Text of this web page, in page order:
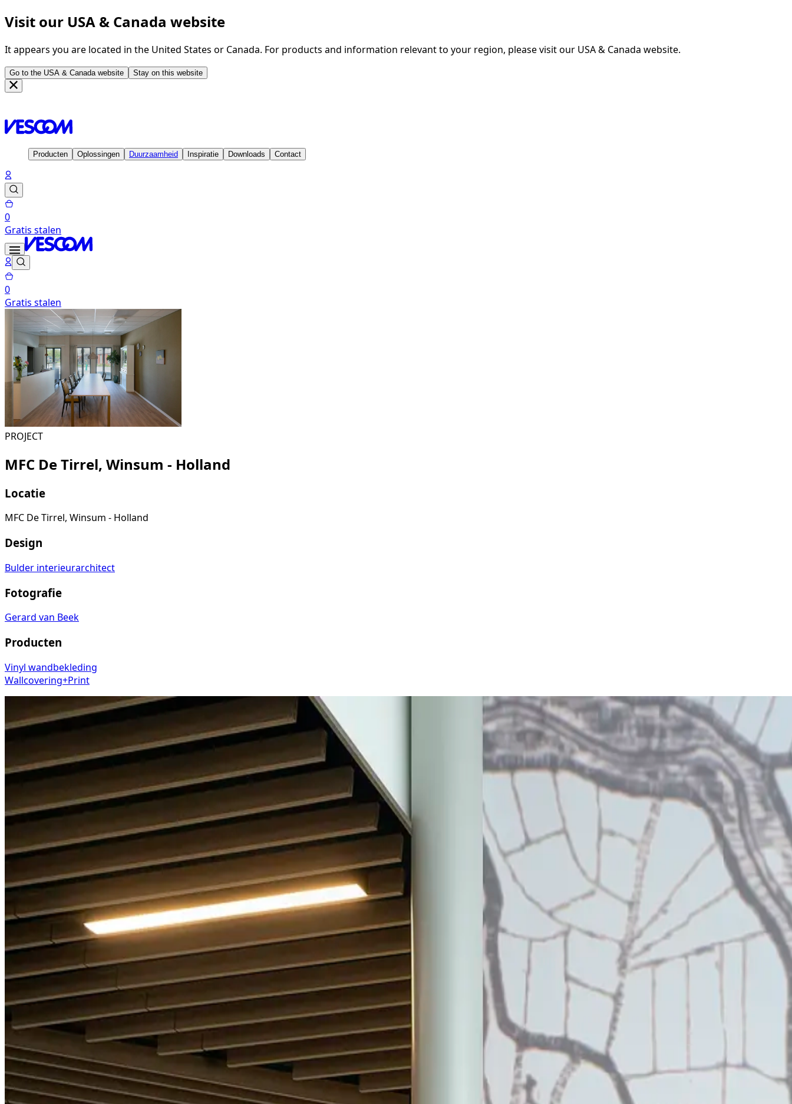
Visit our USA & Canada website
It appears you are located in the United States or Canada. For products and information relevant to your region, please visit our USA & Canada website.
Go to the USA & Canada website Stay on this website
Producten Oplossingen Duurzaamheid Inspiratie Downloads Contact
0
Gratis stalen
0
Gratis stalen
PROJECT
MFC De Tirrel, Winsum - Holland
Locatie
MFC De Tirrel, Winsum - Holland
Design
Bulder interieurarchitect
Fotografie
Gerard van Beek
Producten
Vinyl wandbekleding
Wallcovering+Print